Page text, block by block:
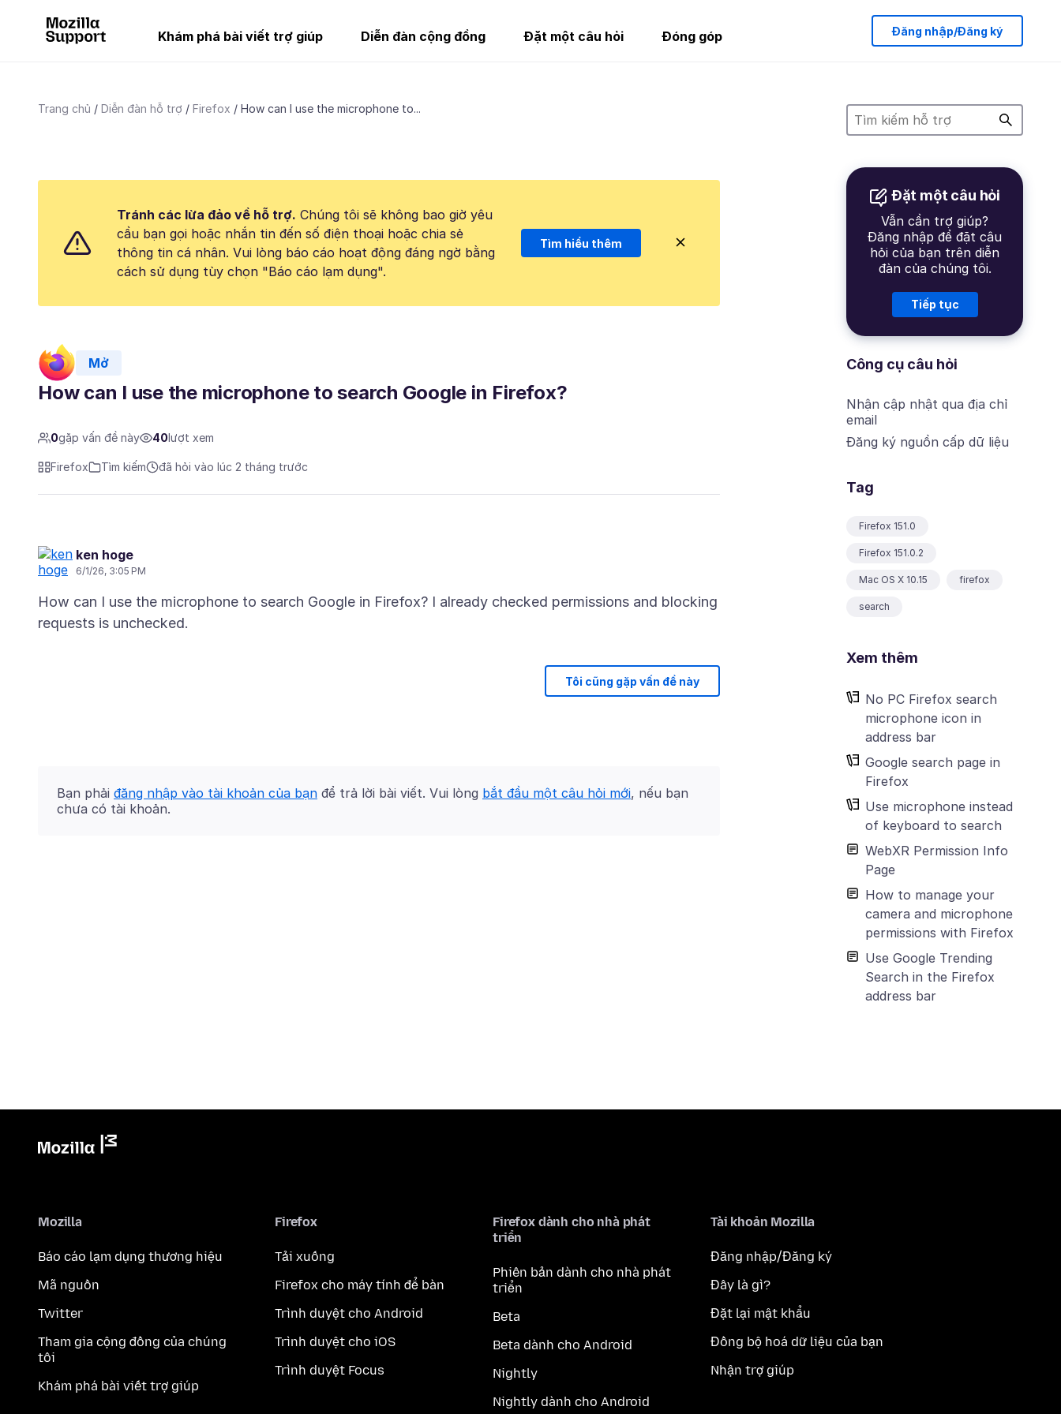
Khám phá bài viết trợ giúp Diễn đàn cộng đồng Đặt một câu hỏi Đóng góp Đăng nhập/Đăng ký
Trang chủ Diễn đàn hỗ trợ Firefox How can I use the microphone to...
Đặt một câu hỏi
Vẫn cần trợ giúp?
Đăng nhập để đặt câu
hỏi của bạn trên diễn
đàn của chúng tôi.
Tiếp tục
Công cụ câu hỏi
Nhận cập nhật qua địa chỉ
email
Đăng ký nguồn cấp dữ liệu
Tag
Firefox 151.0
Firefox 151.0.2
Mac OS X 10.15 firefox
search
Xem thêm
No PC Firefox search
microphone icon in
address bar
Google search page in
Firefox
Use microphone instead
of keyboard to search
WebXR Permission Info
Page
How to manage your
camera and microphone
permissions with Firefox
Use Google Trending
Search in the Firefox
address bar
Tránh các lừa đảo về hỗ trợ. Chúng tôi sẽ không bao giờ yêu
cầu bạn gọi hoặc nhắn tin đến số điện thoại hoặc chia sẻ
thông tin cá nhân. Vui lòng báo cáo hoạt động đáng ngờ bằng
cách sử dụng tùy chọn "Báo cáo lạm dụng".
Tìm hiểu thêm
Mở
How can I use the microphone to search Google in Firefox?
0gặp vấn đề này 40 lượt xem
Firefox Tìm kiếm đã hỏi vào lúc 2 tháng trước
ken hoge
6/1/26, 3:05 PM
How can I use the microphone to search Google in Firefox? I already checked permissions and blocking
Tôi cũng gặp vấn đề này
Bạn phải đăng nhập vào tài khoản của bạn để trả lời bài viết. Vui lòng bắt đầu một câu hỏi mới, nếu bạn
chưa có tài khoản.
Mozilla
Báo cáo lạm dụng thương hiệu
Mã nguồn
Twitter
Tham gia cộng đồng của chúng
tôi
Khám phá bài viết trợ giúp
Firefox
Tải xuống
Firefox cho máy tính để bàn
Trình duyệt cho Android
Trình duyệt cho iOS
Trình duyệt Focus
Firefox dành cho nhà phát
triển
Phiên bản dành cho nhà phát
triển
Beta
Beta dành cho Android
Nightly
Nightly dành cho Android
Tài khoản Mozilla
Đăng nhập/Đăng ký
Đây là gì?
Đặt lại mật khẩu
Đồng bộ hoá dữ liệu của bạn
Nhận trợ giúp